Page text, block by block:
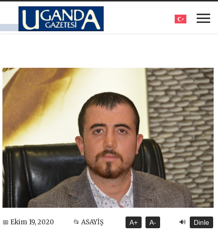
📅 Ekim 19, 2020 📂 ASAYİŞ A+ A- 🔊 Dinle